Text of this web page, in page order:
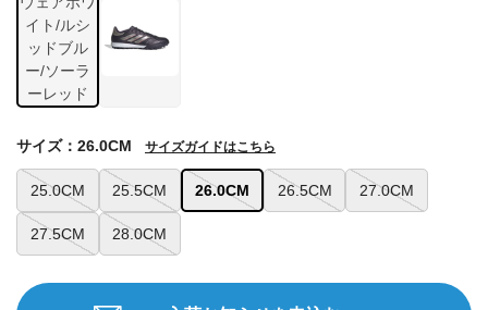
25.0CM 25.5CM 26.0CM 26.5CM 27.0CM
27.5CM 28.0CM
サイズ：26.0CM サイズガイドはこちら